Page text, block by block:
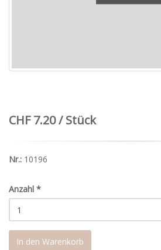
CHF 7.20 / Stück
Nr.: 10196
Anzahl *
In den Warenkorb